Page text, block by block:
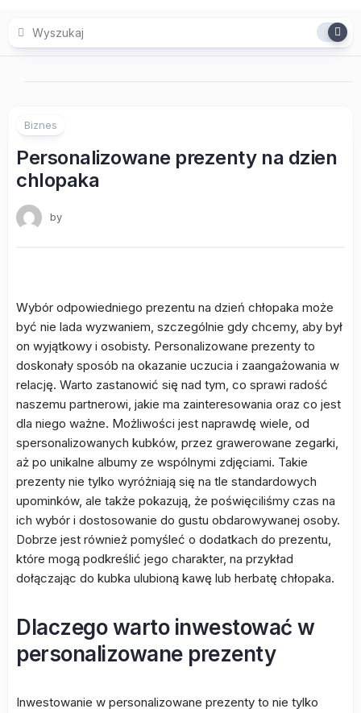
content
Biznes
Personalizowane prezenty na dzien
chlopaka
by
Wybór odpowiedniego prezentu na dzień chłopaka może
być nie lada wyzwaniem, szczególnie gdy chcemy, aby był
on wyjątkowy i osobisty. Personalizowane prezenty to
doskonały sposób na okazanie uczucia i zaangażowania w
relację. Warto zastanowić się nad tym, co sprawi radość
naszemu partnerowi, jakie ma zainteresowania oraz co jest
dla niego ważne. Możliwości jest naprawdę wiele, od
spersonalizowanych kubków, przez grawerowane zegarki,
aż po unikalne albumy ze wspólnymi zdjęciami. Takie
prezenty nie tylko wyróżniają się na tle standardowych
upominków, ale także pokazują, że poświęciliśmy czas na
ich wybór i dostosowanie do gustu obdarowywanej osoby.
Dobrze jest również pomyśleć o dodatkach do prezentu,
które mogą podkreślić jego charakter, na przykład
dołączając do kubka ulubioną kawę lub herbatę chłopaka.
Dlaczego warto inwestować w
personalizowane prezenty
Inwestowanie w personalizowane prezenty to nie tylko